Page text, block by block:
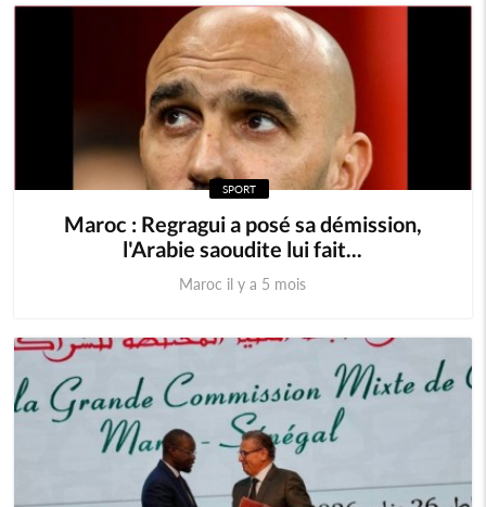
SPORT
Maroc : Regragui a posé sa démission,
l'Arabie saoudite lui fait...
Maroc il y a 5 mois